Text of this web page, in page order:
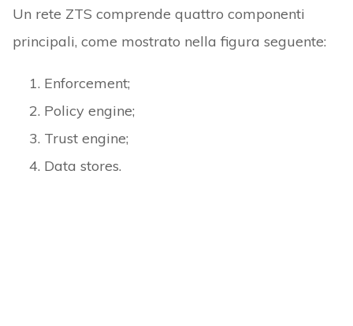
Un rete ZTS comprende quattro componenti
principali, come mostrato nella figura seguente:
Enforcement;
Policy engine;
Trust engine;
Data stores.